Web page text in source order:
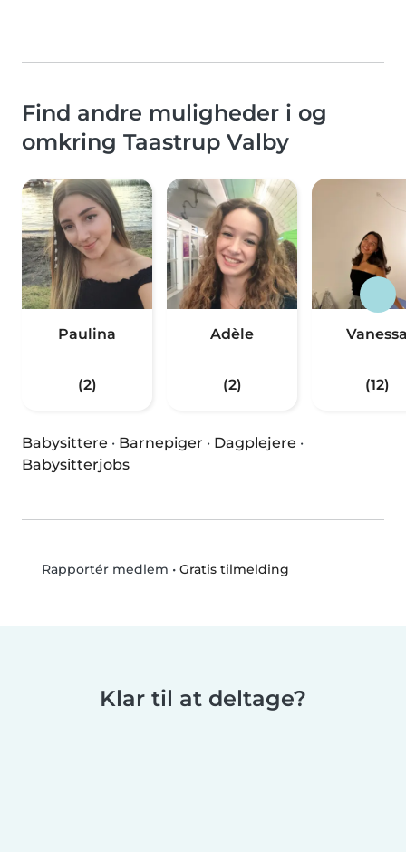
Find andre muligheder i og
omkring Taastrup Valby
Paulina
(2)
Adèle
(2) (12)
Babysittere · Barnepiger · Dagplejere ·
Babysitterjobs
Rapportér medlem • Gratis tilmelding
Klar til at deltage?